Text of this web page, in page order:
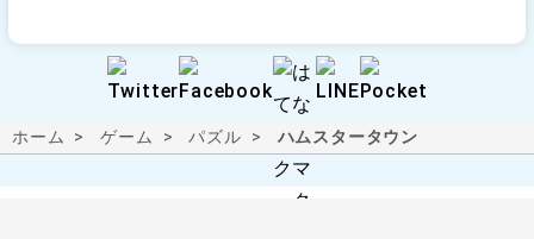
ホーム ゲーム パズル ハムスタータウン